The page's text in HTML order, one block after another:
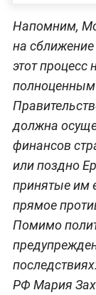
Напомним,
на
этот
должна
финансов
или поздно
принятые им
прямое
Помимо
РФ Мария